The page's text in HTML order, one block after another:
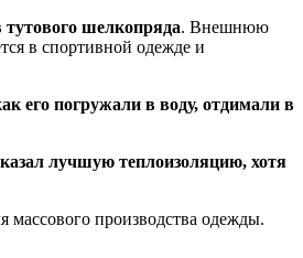
шелкопряда. Внешнюю
в спортивной одежде и
его погружали в воду, отдимали в
лучшую теплоизоляцию, хотя
производства одежды.